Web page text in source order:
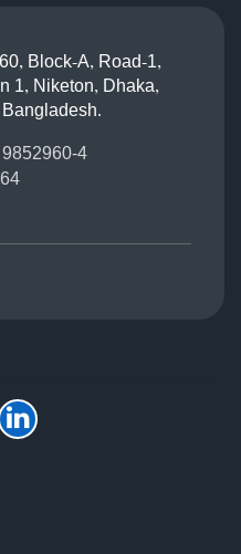
Block-A, Road-1,
1, Niketon, Dhaka,
Bangladesh.
4